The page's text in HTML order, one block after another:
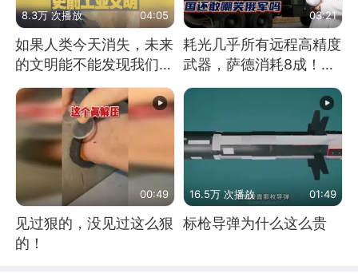
8.3万 次播放 04:05
如果人类今天消失，未来
的文明能不能发现我们存
在过？
03:21
耗光几乎所有远程高精度
武器，萨德消耗8成！美
国还敢嘲笑俄军吗
00:49
见过狠的，没见过这么狠
的！
16.5万 次播放 01:49
标枪导弹为什么这么贵